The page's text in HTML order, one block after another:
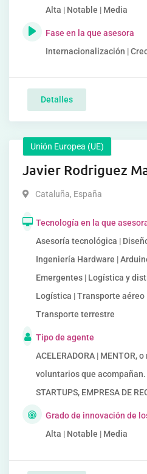
Alta | Notable | Media
Fase en la que asesora
Internacionalización |
Detalles
Unión Europea (UE)
Javier Rodriguez
Cataluña, España
Tecnología en la que
Asesoría tecnológica |
Ingeniería Hardware |
Emergentes | Logística y
Logística | Transporte
Transporte terrestre
Tipo de agente
ACELERADORA | MENTOR,
voluntarios que acompañan.
STARTUPS, EMPRESA DE
Grado de innovación de
Alta | Notable | Media